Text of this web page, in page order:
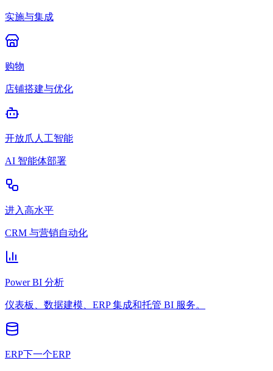
实施与集成
购物
店铺搭建与优化
开放爪人工智能
AI 智能体部署
进入高水平
CRM 与营销自动化
Power BI 分析
仪表板、数据建模、ERP 集成和托管 BI 服务。
ERP下一个ERP